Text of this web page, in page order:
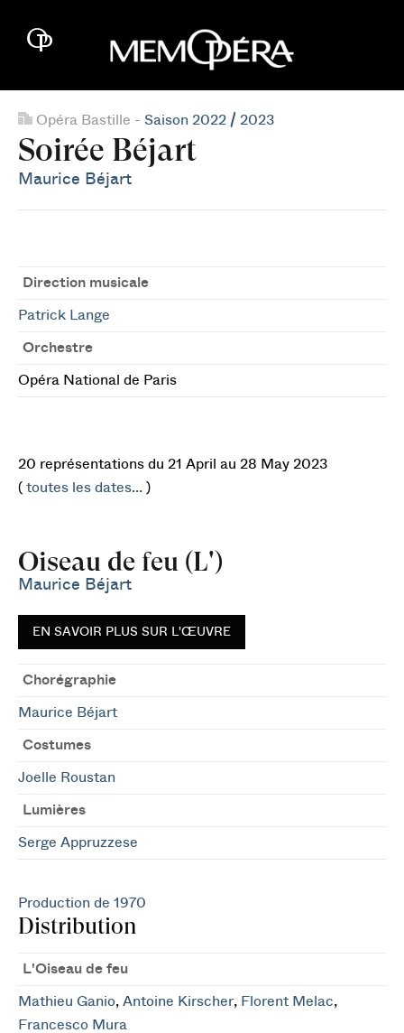
Opéra Bastille - Saison 2022 / 2023
Soirée Béjart
Maurice Béjart
Direction musicale
Patrick Lange
Orchestre
Opéra National de Paris
20 représentations du 21 April au 28 May 2023
( toutes les dates... )
Oiseau de feu (L')
Maurice Béjart
EN SAVOIR PLUS SUR L'ŒUVRE
Chorégraphie
Maurice Béjart
Costumes
Joelle Roustan
Lumières
Serge Appruzzese
Production de 1970
Distribution
L'Oiseau de feu
Mathieu Ganio, Antoine Kirscher, Florent Melac,
Francesco Mura